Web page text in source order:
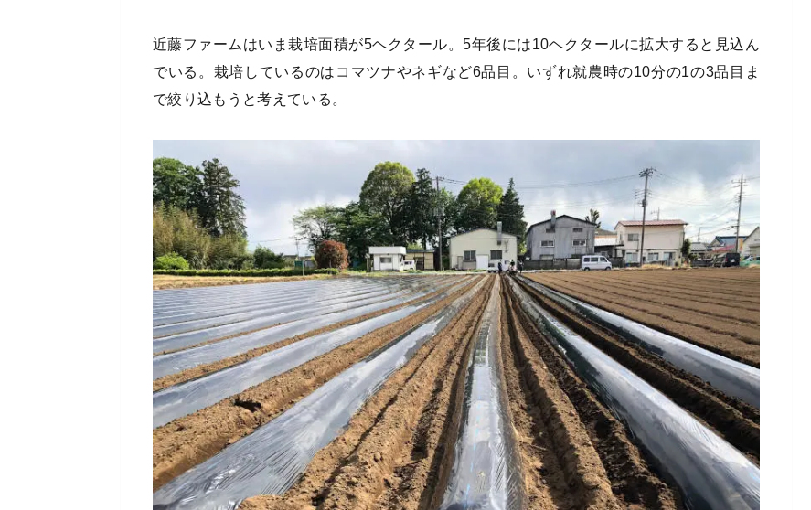
近藤ファームはいま栽培面積が5ヘクタール。5年後には10ヘクタールに拡大すると見込ん
でいる。栽培しているのはコマツナやネギなど6品目。いずれ就農時の10分の1の3品目ま
で絞り込もうと考えている。